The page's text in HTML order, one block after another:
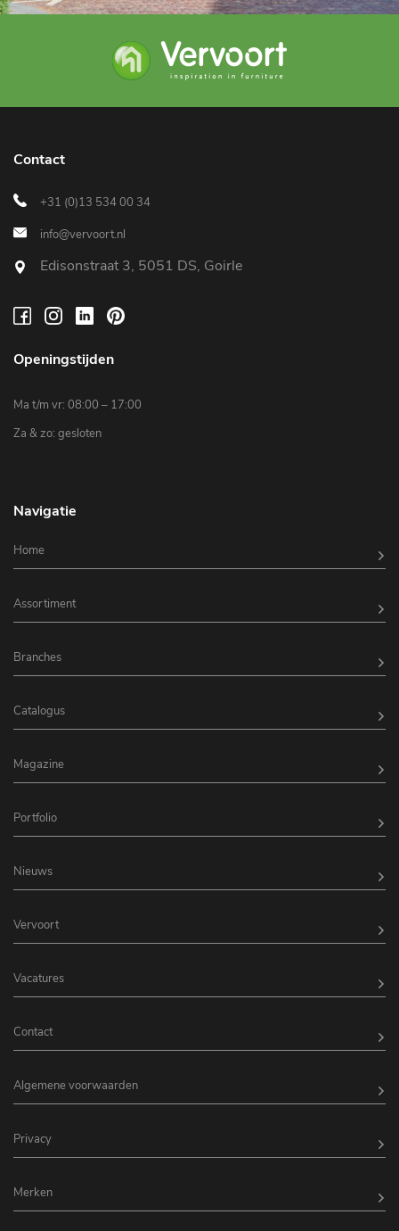
Contact
+31 (0)13 534 00 34
info@vervoort.nl
Edisonstraat 3, 5051 DS, Goirle
Openingstijden
Ma t/m vr: 08:00 – 17:00
Za & zo: gesloten
Navigatie
Home
Assortiment
Branches
Catalogus
Magazine
Portfolio
Nieuws
Vervoort
Vacatures
Contact
Algemene voorwaarden
Privacy
Merken